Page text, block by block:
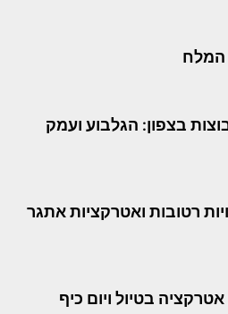
המלח
בצפון: הגלבוע ועמק
רטובות ואטרקציות אתגר
בטיול ויום כיף